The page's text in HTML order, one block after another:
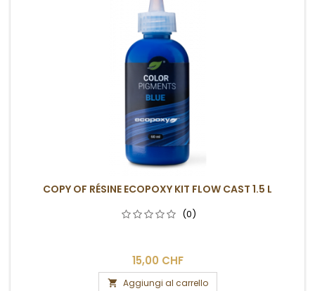
COPY OF RÉSINE ECOPOXY KIT FLOW CAST 1.5 L
(0)
15,00 CHF
 Aggiungi al carrello